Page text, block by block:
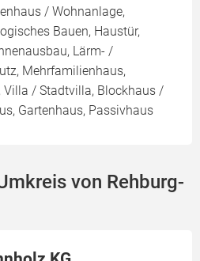
/ Wohnanlage,
Bauen, Haustür,
Lärm- /
Mehrfamilienhaus,
Villa / Stadtvilla, Blockhaus /
Gartenhaus, Passivhaus
von Rehburg-